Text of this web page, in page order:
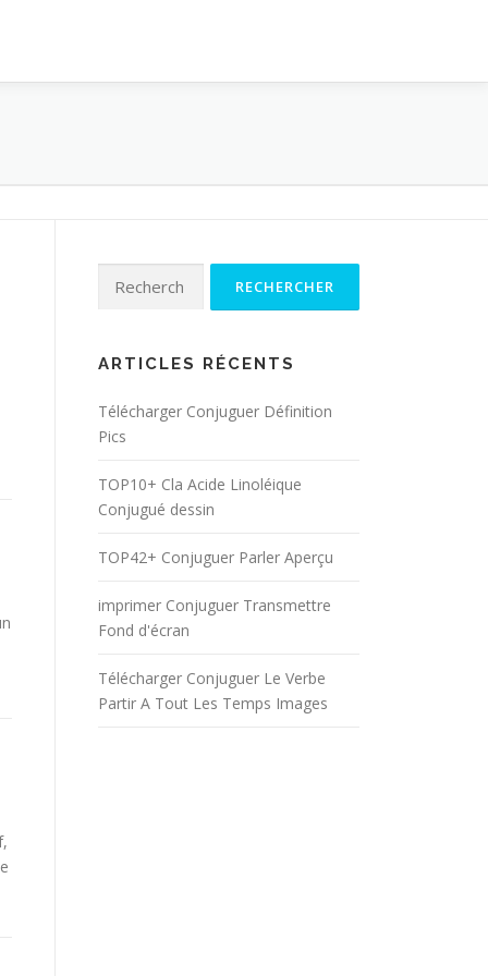
Rechercher :
ARTICLES RÉCENTS
Télécharger Conjuguer Définition
Pics
TOP10+ Cla Acide Linoléique
Conjugué dessin
TOP42+ Conjuguer Parler Aperçu
imprimer Conjuguer Transmettre
Fond d'écran
Télécharger Conjuguer Le Verbe
Partir A Tout Les Temps Images